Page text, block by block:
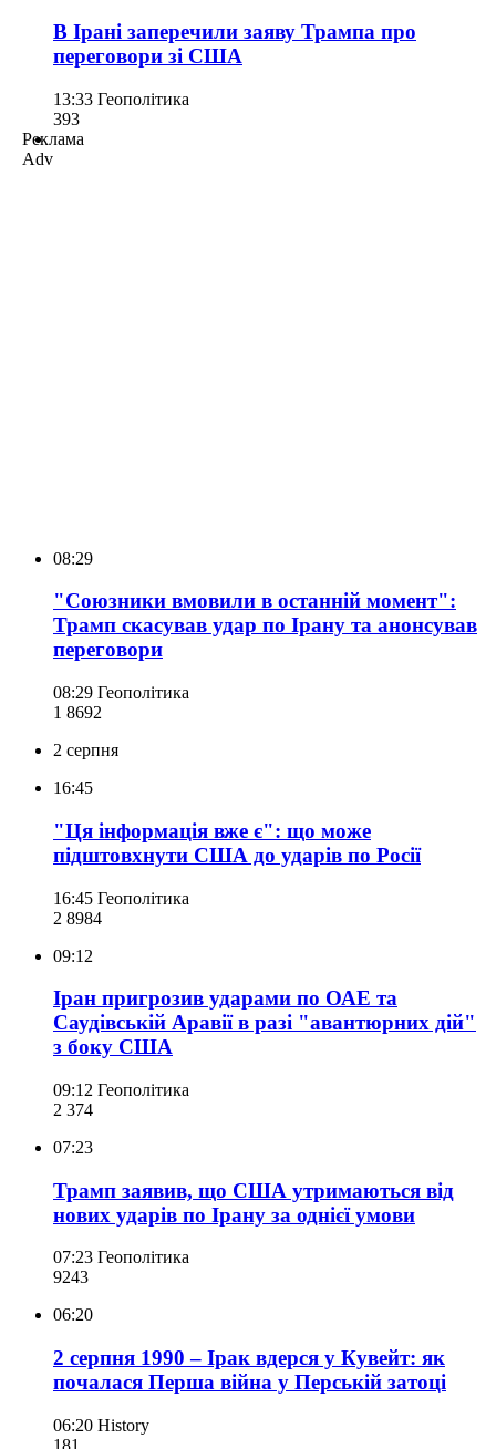
В Ірані заперечили заяву Трампа про
переговори зі США
13:33 Геополітика
393
Реклама
Adv
08:29
"Союзники вмовили в останній момент":
Трамп скасував удар по Ірану та анонсував
переговори
08:29 Геополітика
1 8692
2 серпня
16:45
"Ця інформація вже є": що може
підштовхнути США до ударів по Росії
16:45 Геополітика
2 8984
09:12
Іран пригрозив ударами по ОАЕ та
Саудівській Аравії в разі "авантюрних дій"
з боку США
09:12 Геополітика
2 374
07:23
Трамп заявив, що США утримаються від
нових ударів по Ірану за однієї умови
07:23 Геополітика
9243
06:20
2 серпня 1990 – Ірак вдерся у Кувейт: як
почалася Перша війна у Перській затоці
06:20 History
181